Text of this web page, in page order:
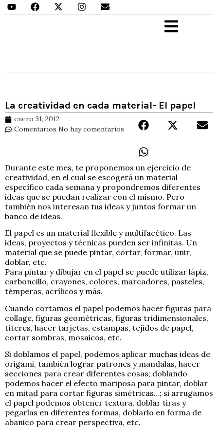
La creatividad en cada material- El papel
enero 31, 2012
Comentarios No hay comentarios
Durante este mes, te proponemos un ejercicio de
creatividad, en el cual se escogerá un material
específico cada semana y propondremos diferentes
ideas que se puedan realizar con el mismo. Pero
también nos interesan tus ideas y juntos formar un
banco de ideas.
El papel es un material flexible y multifacético. Las
ideas, proyectos y técnicas pueden ser infinitas. Un
material que se puede pintar, cortar, formar, unir,
doblar, etc.
Para pintar y dibujar en el papel se puede utilizar lápiz,
carboncillo, crayones, colores, marcadores, pasteles,
témperas, acrílicos y más.
Cuando cortamos el papel podemos hacer figuras para
collage, figuras geométricas, figuras tridimensionales,
títeres, hacer tarjetas, estampas, tejidos de papel,
cortar sombras, mosaicos, etc.
Si doblamos el papel, podemos aplicar muchas ideas de
origami, también lograr patrones y mandalas, hacer
secciones para crear diferentes cosas; doblando
podemos hacer el efecto mariposa para pintar, doblar
en mitad para cortar figuras simétricas…; si arrugamos
el papel podemos obtener textura, doblar tiras y
pegarlas en diferentes formas, doblarlo en forma de
abanico para crear perspectiva, etc.